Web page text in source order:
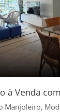
à Venda
Modulo 7 - Riviera